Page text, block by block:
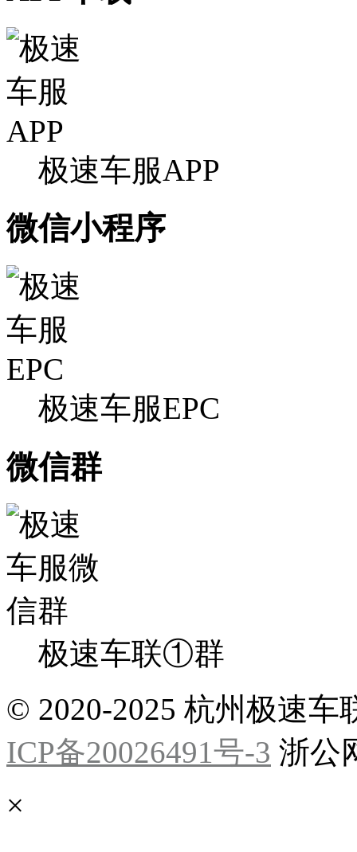
极速车服APP
微信小程序
极速车服EPC
微信群
极速车联①群
© 2020-2025 杭州极速
ICP备20026491号-3 浙公
×